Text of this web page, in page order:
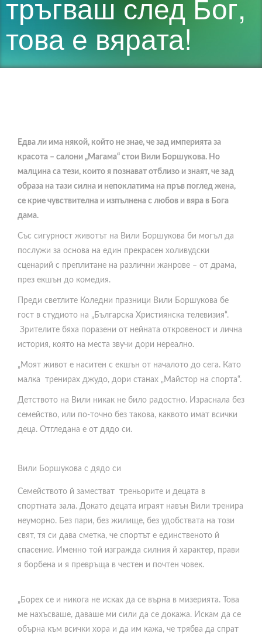
това е вярата!
Едва ли има някой, който не знае, че зад империята за
красота – салони „Магама“ стои Вили Боршукова. Но
малцина са тези, които я познават отблизо и знаят, че зад
образа на тази силна и непоклатима на пръв поглед жена,
се крие чувствителна и изпълнена с любов и вяра в Бога
дама.
Със сигурност животът на Вили Боршукова би могъл да
послужи за основа на един прекрасен холивудски
сценарий с преплитане на различни жанрове – от драма,
през екшън до комедия.
Преди светлите Коледни празници Вили Боршукова бе
гост в студиото на „Българска Християнска телевизия“.
Зрителите бяха поразени от нейната откровеност и лична
история, която на места звучи дори нереално.
„Моят живот е наситен с екшън от началото до сега. Като
малка тренирах джудо, дори станах „Майстор на спорта“.
Детството на Вили никак не било радостно. Израснала без
семейство, или по-точно без такова, каквото имат всички
деца. Отгледана е от дядо си.
Вили Боршукова с дядо си
Семейството й заместват треньорите и децата в
спортната зала. Докато децата играят навън Вили тренира
неуморно. Без пари, без жилище, без удобствата на този
свят, тя си дава сметка, че спортът е единственото й
спасение. Именно той изгражда силния й характер, прави
я борбена и я превръща в честен и почтен човек.
„Борех се и никога не исках да се върна в мизерията. Това
ме нахъсваше, даваше ми сили да се докажа. Искам да се
обърна към всички хора и да им кажа, че трябва да спрат